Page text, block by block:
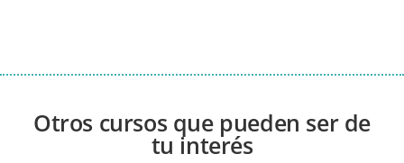
Otros cursos que pueden ser de
tu interés